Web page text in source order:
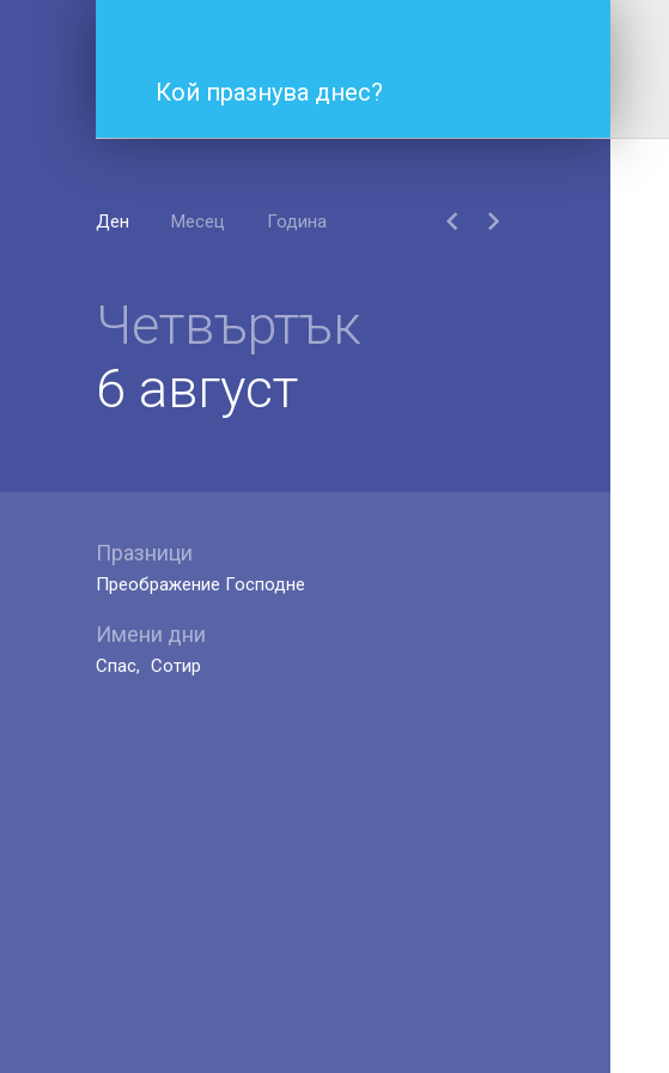
Кой празнува днес?
Ден Месец Година
Четвъртък
6 август
Празници
Преображение Господне
Имени дни
Спас Сотир